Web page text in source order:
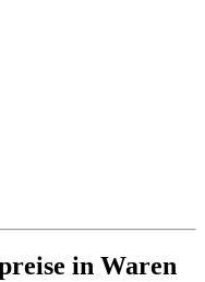
in Waren